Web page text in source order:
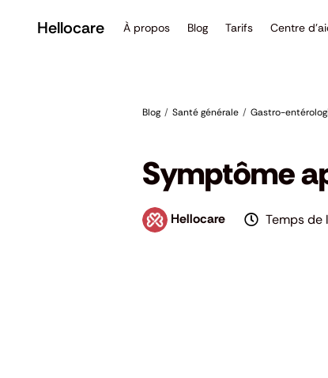
Hellocare À propos Blog Tarifs Centre
Blog Santé générale Gastro-
Symptôme
Hellocare